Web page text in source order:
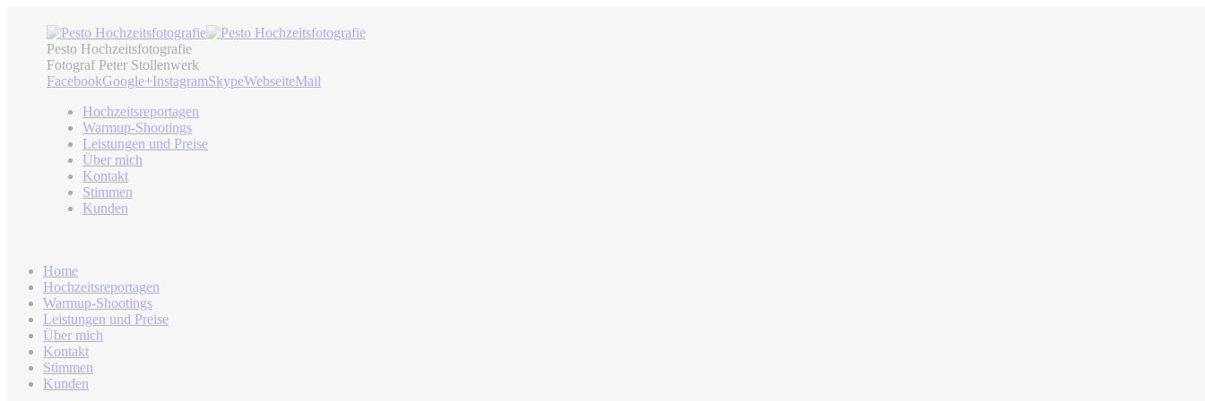
Pesto Hochzeitsfotografie
Fotograf Peter Stollenwerk
FacebookGoogle+InstagramSkypeWebseiteMail
Hochzeitsreportagen
Warmup-Shootings
Leistungen und Preise
Über mich
Kontakt
Stimmen
Kunden
Home
Hochzeitsreportagen
Warmup-Shootings
Leistungen und Preise
Über mich
Kontakt
Stimmen
Kunden